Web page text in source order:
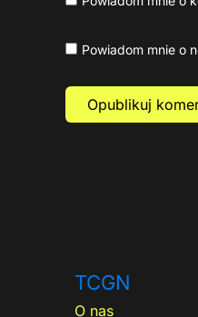
Powiadom mnie o
TCGN
O nas